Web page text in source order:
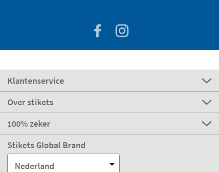
Klantenservice
Over stikets
100% zeker
Stikets Global Brand
Nederland